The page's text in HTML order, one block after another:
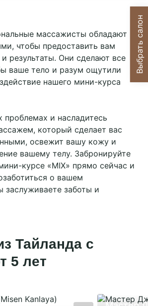
массажисты обладают
чтобы предоставить вам
результаты. Они сделают все
ваше тело и разум ощутили
нашего мини-курса
проблемах и насладитесь
который сделает вас
освежит вашу кожу и
вашему телу. Забронируйте
курсе «MIX» прямо сейчас и
о вашем
заслуживаете заботы и
Тайланда с
5 лет
Выбрать салон